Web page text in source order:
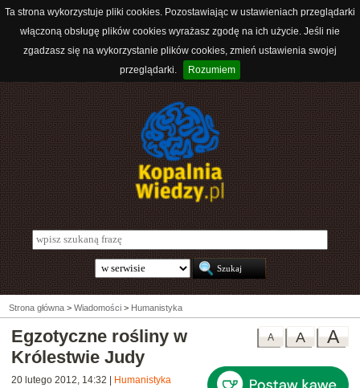
Ta strona wykorzystuje pliki cookies. Pozostawiając w ustawieniach przeglądarki
włączoną obsługę plików cookies wyrażasz zgodę na ich użycie. Jeśli nie
zgadzasz się na wykorzystanie plików cookies, zmień ustawienia swojej
przeglądarki.
Rozumiem
Strona główna > Wiadomości > Humanistyka
A
A
A
Egzotyczne rośliny w
Królestwie Judy
20 lutego 2012, 14:32 Humanistyka